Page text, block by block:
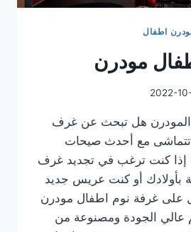
اطفال
مودرن
2022-
هل تبحث عن غرف
مع أحدث صيحات
إذا كنت ترغب في تجديد غرف
بأولادك أو كنت عريس جديد
غرفة نوم اطفال مودرن
عالي الجودة ومصنوعة من